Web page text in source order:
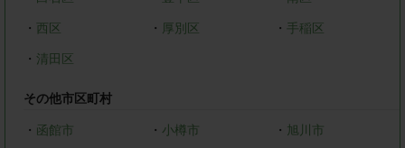
・ 西区 ・ 厚別区 ・ 手稲区
・ 清田区
その他市区町村
・ 函館市 ・ 小樽市 ・ 旭川市